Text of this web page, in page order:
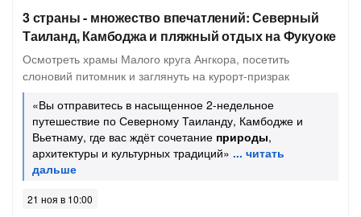
3 страны - множество впечатлений: Северный
Таиланд, Камбоджа и пляжный отдых на Фукуоке
Осмотреть храмы Малого круга Ангкора, посетить
слоновий питомник и заглянуть на курорт-призрак
«Вы отправитесь в насыщенное 2-недельное
путешествие по Северному Таиланду, Камбодже и
Вьетнаму, где вас ждёт сочетание природы,
архитектуры и культурных традиций»
21 ноя в 10:00